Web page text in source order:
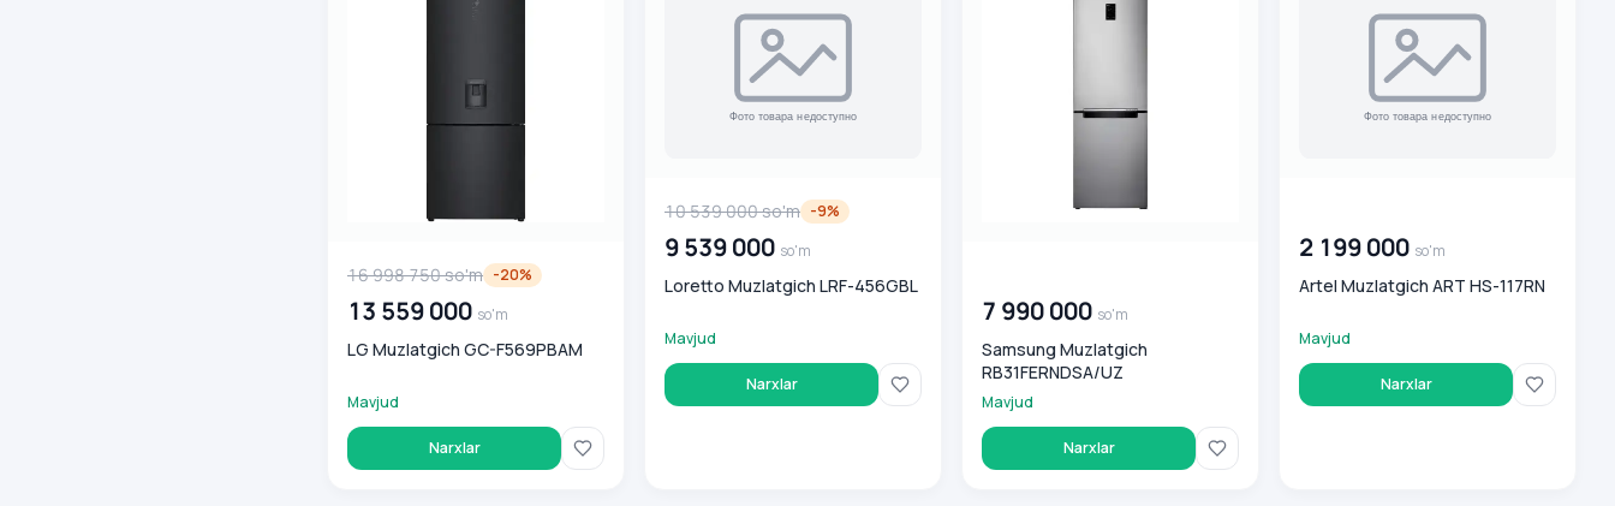
16 998 750so'm -20%
13 559 000 so'm
LG Muzlatgich GC-F569PBAM
Mavjud
Narxlar
10 539 000so'm -9%
9 539 000 so'm
Loretto Muzlatgich LRF-456GBL
Mavjud
Narxlar
7 990 000 so'm
Samsung Muzlatgich
RB31FERNDSA/UZ
Mavjud
Narxlar
2 199 000 so'm
Artel Muzlatgich ART HS-117RN
Mavjud
Narxlar